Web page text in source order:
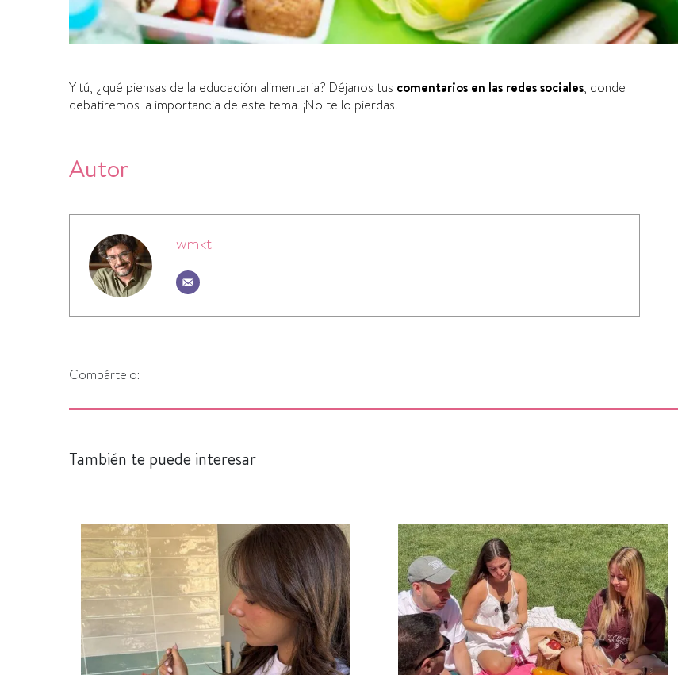
Y tú, ¿qué piensas de la educación alimentaria? Déjanos tus comentarios en las redes sociales, donde
debatiremos la importancia de este tema. ¡No te lo pierdas!
Autor
wmkt
Compártelo:
También te puede interesar